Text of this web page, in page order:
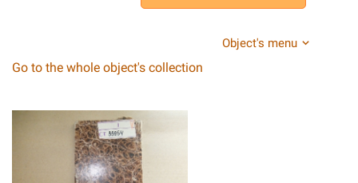
Object's menu
Go to the whole object's collection